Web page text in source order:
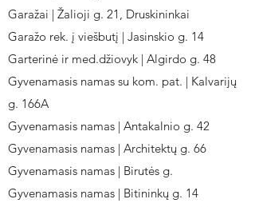
Garažai | Žalioji g. 21, Druskininkai
Garažo rek. į viešbutį | Jasinskio g. 14
Garterinė ir med.džiovyk | Algirdo g. 48
Gyvenamasis namas su kom. pat. | Kalvarijų
g. 166A
Gyvenamasis namas | Antakalnio g. 42
Gyvenamasis namas | Architektų g. 66
Gyvenamasis namas | Birutės g.
Gyvenamasis namas | Bitininkų g. 14